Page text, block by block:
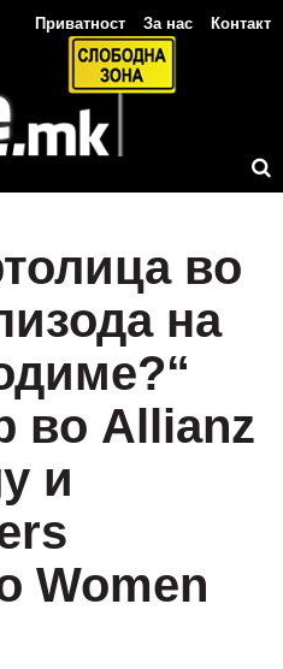
Приватност За нас Контакт
во
на
во Allianz
и
Women